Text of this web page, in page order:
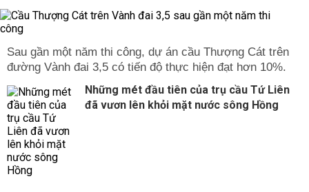
Sau gần một năm thi công, dự án cầu Thượng Cát trên
đường Vành đai 3,5 có tiến độ thực hiện đạt hơn 10%.
Những mét đầu tiên của trụ cầu Tứ Liên
đã vươn lên khỏi mặt nước sông Hồng